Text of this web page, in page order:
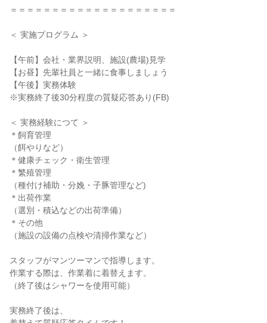
＝＝＝＝＝＝＝＝＝＝＝＝＝＝＝＝＝＝＝＝
＜ 実施プログラム ＞
【午前】会社・業界説明、施設(農場)見学
【お昼】先輩社員と一緒に食事しましょう
【午後】実務体験
※実務終了後30分程度の質疑応答あり(FB)
＜ 実務経験につて ＞
＊飼育管理
（餌やりなど）
＊健康チェック・衛生管理
＊繁殖管理
（種付け補助・分娩・子豚管理など)
＊出荷作業
（選別・積込などの出荷準備）
＊その他
（施設の設備の点検や清掃作業など）
スタッフがマンツーマンで指導します。
作業する際は、作業着に着替えます。
（終了後はシャワーを使用可能）
実務終了後は、